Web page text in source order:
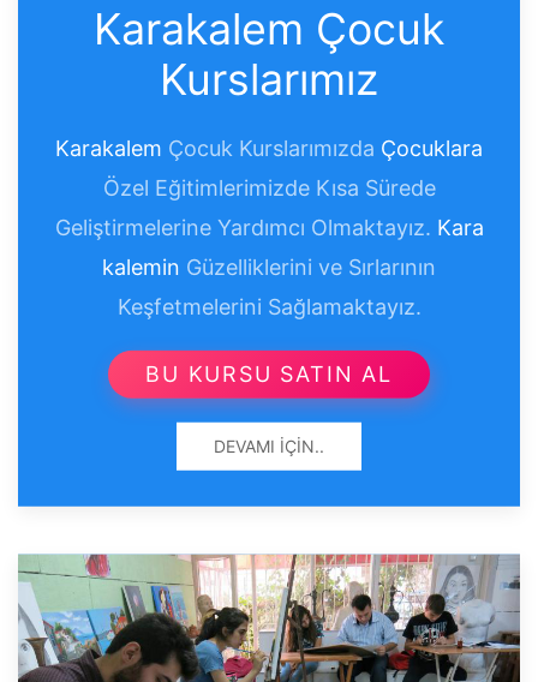
Karakalem Çocuk
Kurslarımız
Karakalem Çocuk Kurslarımızda Çocuklara
Özel Eğitimlerimizde Kısa Sürede
Geliştirmelerine Yardımcı Olmaktayız. Kara
kalemin Güzelliklerini ve Sırlarının
Keşfetmelerini Sağlamaktayız.
BU KURSU SATIN AL
DEVAMI İÇIN..